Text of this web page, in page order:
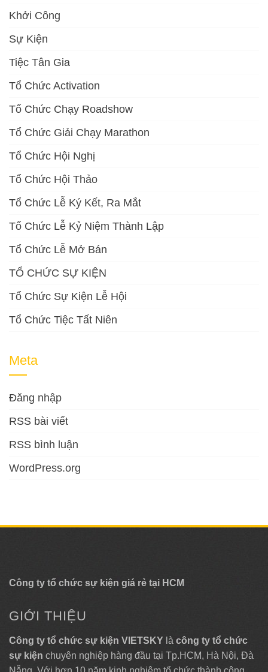
Khởi Công
Sự Kiện
Tiệc Tân Gia
Tổ Chức Activation
Tổ Chức Chạy Roadshow
Tổ Chức Giải Chạy Marathon
Tổ Chức Hội Nghị
Tổ Chức Hội Thảo
Tổ Chức Lễ Ký Kết, Ra Mắt
Tổ Chức Lễ Kỷ Niệm Thành Lập
Tổ Chức Lễ Mở Bán
TỔ CHỨC SỰ KIỆN
Tổ Chức Sự Kiện Lễ Hội
Tổ Chức Tiệc Tất Niên
Meta
Đăng nhập
RSS bài viết
RSS bình luận
WordPress.org
Công ty tổ chức sự kiện giá rẻ tại HCM
GIỚI THIỆU
Công ty tổ chức sự kiện VIETSKY là công ty tổ chức
sự kiện chuyên nghiệp hàng đầu tại Tp.HCM, Hà Nội, Đà